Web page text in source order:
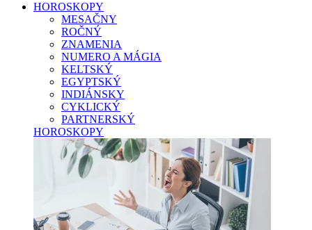
HOROSKOPY
MESAČNY
ROČNÝ
ZNAMENIA
NUMERO A MÁGIA
KELTSKÝ
EGYPTSKÝ
INDIÁNSKY
CYKLICKÝ
PARTNERSKÝ
HOROSKOPY